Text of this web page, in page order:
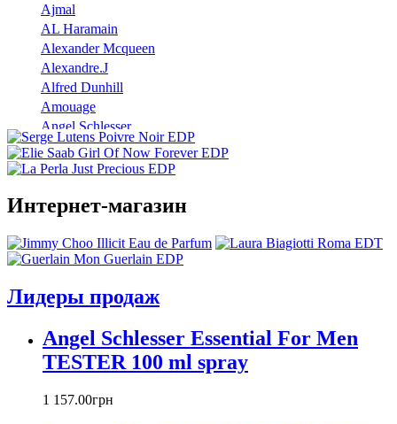
Ajmal
AL Haramain
Alexander Mcqueen
Alexandre.J
Alfred Dunhill
Amouage
Angel Schlesser
Anna Sui
Annayake
Antonio Banderas
Armaf
Armand Basi
Azzaro
Baldinini
Banana Republic
Betty Barclay
Интернет-магазин
Лидеры продаж
Angel Schlesser Essential For Men
TESTER 100 ml spray
1 157.00грн